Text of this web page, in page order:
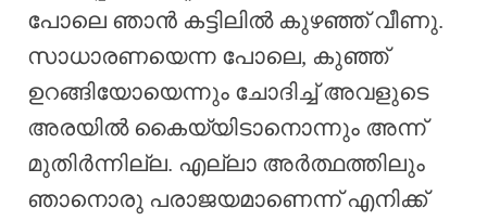
പോലെ ഞാൻ കട്ടിലിൽ കുഴഞ്ഞ് വീണു.
സാധാരണയെന്ന പോലെ, കുഞ്ഞ്
ഉറങ്ങിയോയെന്നും ചോദിച്ച് അവളുടെ
അരയിൽ കൈയ്യിടാനൊന്നും അന്ന്
മുതിർന്നില്ല. എല്ലാ അർത്ഥത്തിലും
ഞാനൊരു പരാജയമാണെന്ന് എനിക്ക്